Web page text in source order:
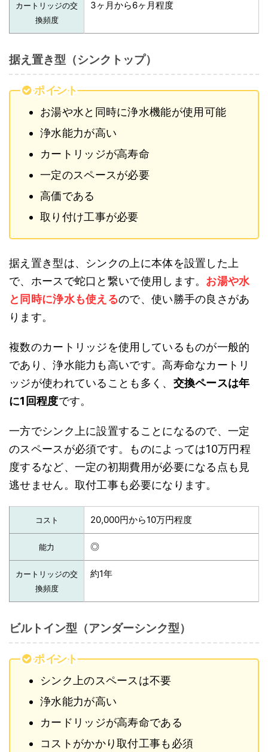
カートリッジの交
換頻度
3ヶ月から6ヶ月程度
据え置き型（シンクトップ）
ポイント
お湯や水と同時に浄水機能が使用可能
浄水能力が高い
カートリッジが高寿命
一定のスペースが必要
高価である
取り付け工事が必要
据え置き型は、シンクの上に本体を設置した上
で、ホースで蛇口と繋いで使用します。 お湯や水
と同時に浄水も使えるので、使い勝手の良さがあ
ります。
複数のカートリッジを使用しているものが一般的
であり、浄水能力も高いです。高寿命なカートリ
ッジが使われていることも多く、 交換ペースは年
に1回程度です。
一方でシンク上に設置することになるので、一定
のスペースが必須です。ものによっては10万円程
度するなど、一定の初期費用が必要になる点も見
逃せません。取付工事も必要になります。
コスト 20,000円から10万円程度
能力 ◎
カートリッジの交
換頻度
約1年
ビルトイン型（アンダーシンク型）
ポイント
シンク上のスペースは不要
浄水能力が高い
カードリッジが高寿命である
コストがかかり取付工事も必須